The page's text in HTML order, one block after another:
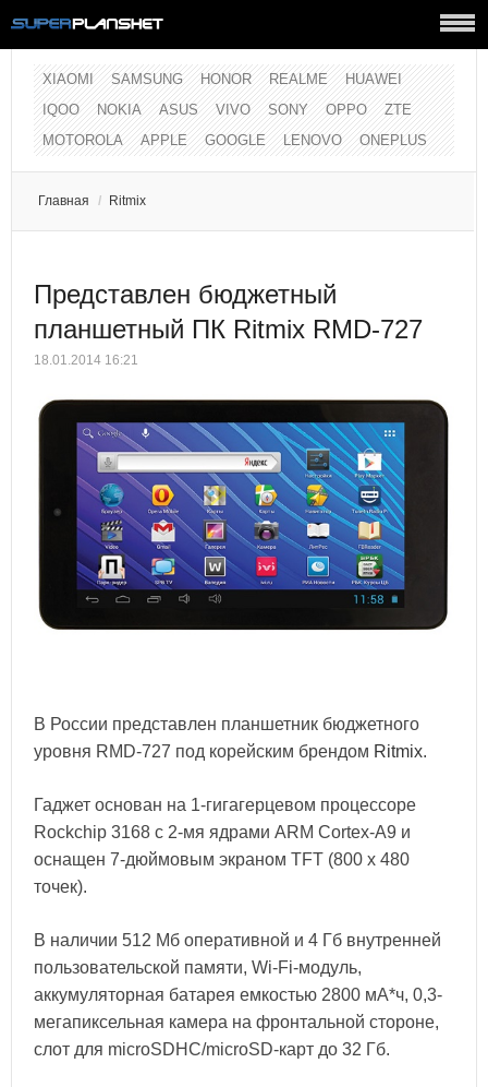
XIAOMI SAMSUNG HONOR REALME
HUAWEI
IQOO
NOKIA ASUS VIVO SONY OPPO
ZTE
MOTOROLA
APPLE GOOGLE LENOVO ONEPLUS
Главная / Ritmix
Представлен бюджетный
планшетный ПК Ritmix RMD-727
18.01.2014 16:21
В России представлен планшетник бюджетного
уровня RMD-727 под корейским брендом Ritmix.
Гаджет основан на 1-гигагерцевом процессоре
Rockchip 3168 с 2-мя ядрами ARM Cortex-A9 и
оснащен 7-дюймовым экраном TFT (800 х 480
точек).
В наличии 512 Мб оперативной и 4 Гб внутренней
пользовательской памяти, Wi-Fi-модуль,
аккумуляторная батарея емкостью 2800 мА*ч, 0,3-
мегапиксельная камера на фронтальной стороне,
слот для microSDHC/microSD-карт до 32 Гб.